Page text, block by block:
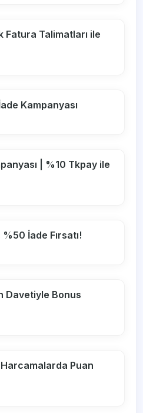
Fatura Talimatları ile
Kampanyası
| %10 Tkpay ile
İade Fırsatı!
Davetiyle Bonus
Puan